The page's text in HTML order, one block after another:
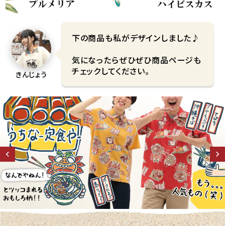
きんじょう
下の商品も私がデザインしました♪
気になったらぜひぜひ商品ページも
チェックしてください。